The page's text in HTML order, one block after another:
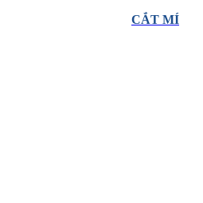
CẮT MÍ